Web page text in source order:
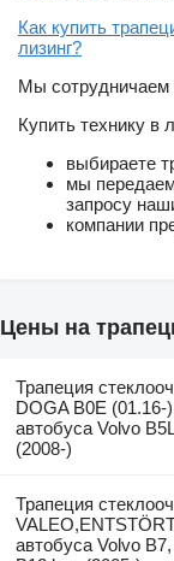
Как купить
лизинг?
Мы сотрудничаем
Купить технику в
выбираете
мы
запросу
компании
Цены на
Трапеция
DOGA B0E (01.16-
автобуса Volvo
(2008-)
Трапеция
автобуса Volvo